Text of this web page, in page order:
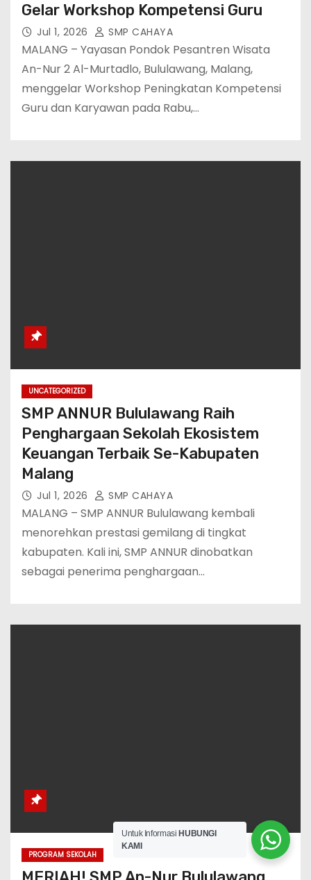
Gelar Workshop Kompetensi Guru
Jul 1, 2026 SMP CAHAYA
MALANG – Yayasan Pondok Pesantren Wisata
An-Nur 2 Al-Murtadlo, Bululawang, Malang,
menggelar Workshop Peningkatan Kompetensi
Guru dan Karyawan pada Rabu,…
UNCATEGORIZED
SMP ANNUR Bululawang Raih
Penghargaan Sekolah Ekosistem
Keuangan Terbaik Se-Kabupaten
Malang
Jul 1, 2026 SMP CAHAYA
MALANG – SMP ANNUR Bululawang kembali
menorehkan prestasi gemilang di tingkat
kabupaten. Kali ini, SMP ANNUR dinobatkan
sebagai penerima penghargaan…
PROGRAM SEKOLAH
Untuk Informasi HUBUNGI
KAMI